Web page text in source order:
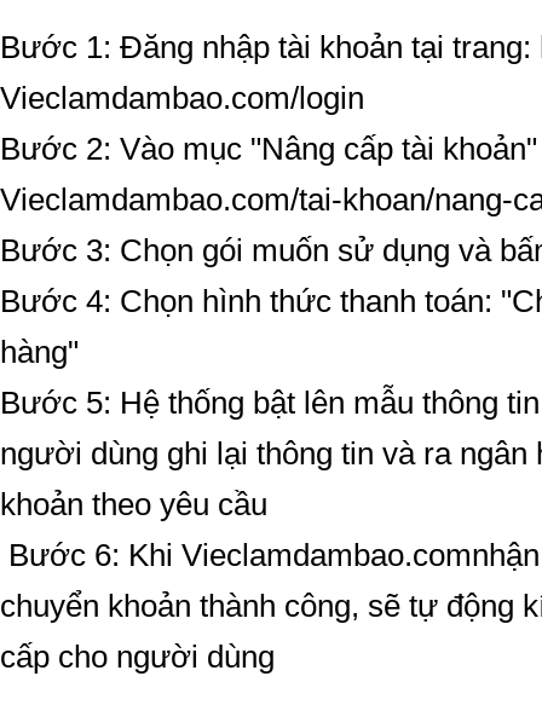
Bước 1: Đăng nhập tài khoản tại trang:
Vieclamdambao.com/login
Bước 2: Vào mục "Nâng cấp tài
Vieclamdambao.com/tai-khoan/nang-
Bước 3: Chọn gói muốn sử dụng và
Bước 4: Chọn hình thức thanh toán:
hàng"
Bước 5: Hệ thống bật lên mẫu thông
người dùng ghi lại thông tin và ra ngân
khoản theo yêu cầu
Bước 6: Khi
chuyển khoản thành công, sẽ tự động
cấp cho người dùng